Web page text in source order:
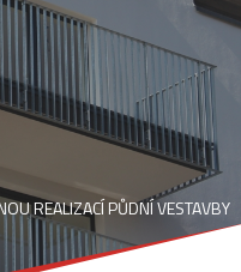
REALIZACÍ PŮDNÍ VESTAVBY